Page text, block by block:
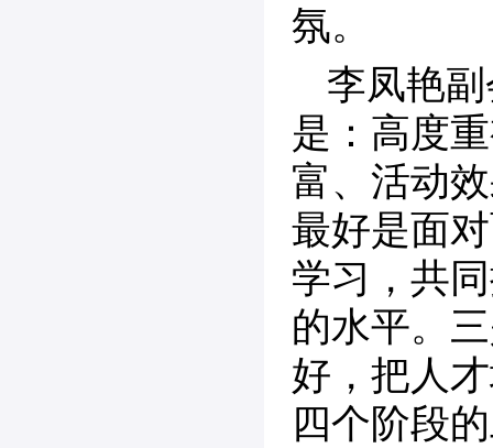
氛。
李凤艳
是：高度
富、活动
最好是面
学习，共
的水平。
好，把人
四个阶段